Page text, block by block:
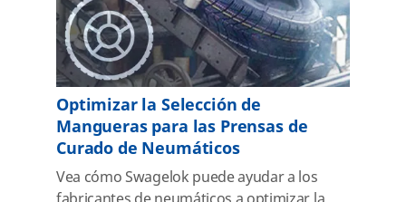
Optimizar la Selección de
Mangueras para las Prensas de
Curado de Neumáticos
Vea cómo Swagelok puede ayudar a los